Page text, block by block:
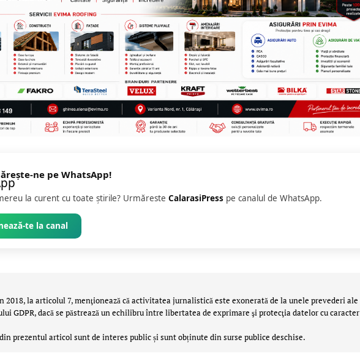
ne pe WhatsApp!
la curent cu toate știrile? Urmăreste CalarasiPress pe canalul de WhatsApp.
te la canal
2018, la articolul 7, menţionează că activitatea jurnalistică este exonerată de la unele prevederi ale
GDPR, dacă se păstrează un echilibru între libertatea de exprimare şi protecţia datelor cu caracter
prezentul articol sunt de interes public și sunt obținute din surse publice deschise.